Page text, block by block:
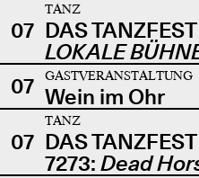
07
TANZ
DAS
LOKALE
07
GASTVERANSTALTUNG
Wein im Ohr
07
TANZ
DAS
7273: Dead